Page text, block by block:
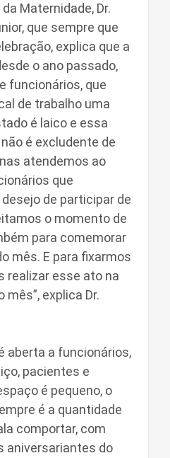
Maternidade, Dr.
que sempre que
explica que a
o ano passado,
funcionários, que
de trabalho uma
é laico e essa
é excludente de
atendemos ao
que
de participar de
o momento de
para comemorar
mês. E para fixarmos
realizar esse ato na
explica Dr.
a funcionários,
pacientes e
é pequeno, o
é a quantidade
comportar, com
aniversariantes do